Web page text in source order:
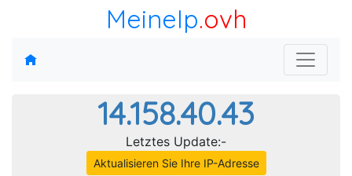
MeineIp.ovh
14.158.40.43
Letztes Update:-
Aktualisieren Sie Ihre IP-Adresse